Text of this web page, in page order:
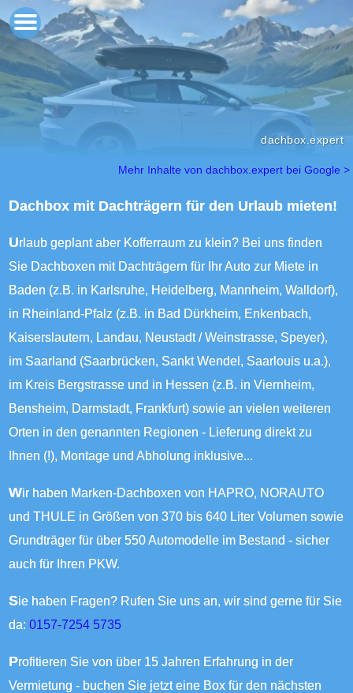
dachbox.expert
Mehr Inhalte von dachbox.expert bei Google >
Dachbox mit Dachträgern für den Urlaub mieten!
Urlaub geplant aber Kofferraum zu klein? Bei uns finden
Sie Dachboxen mit Dachträgern für Ihr Auto zur Miete in
Baden (z.B. in Karlsruhe, Heidelberg, Mannheim, Walldorf),
in Rheinland-Pfalz (z.B. in Bad Dürkheim, Enkenbach,
Kaiserslautern, Landau, Neustadt / Weinstrasse, Speyer),
im Saarland (Saarbrücken, Sankt Wendel, Saarlouis u.a.),
im Kreis Bergstrasse und in Hessen (z.B. in Viernheim,
Bensheim, Darmstadt, Frankfurt) sowie an vielen weiteren
Orten in den genannten Regionen - Lieferung direkt zu
Ihnen (!), Montage und Abholung inklusive...
Wir haben Marken-Dachboxen von HAPRO, NORAUTO
und THULE in Größen von 370 bis 640 Liter Volumen sowie
Grundträger für über 550 Automodelle im Bestand - sicher
auch für Ihren PKW.
Sie haben Fragen? Rufen Sie uns an, wir sind gerne für Sie
da:0157-7254 5735
Profitieren Sie von über 15 Jahren Erfahrung in der
Vermietung - buchen Sie jetzt eine Box für den nächsten